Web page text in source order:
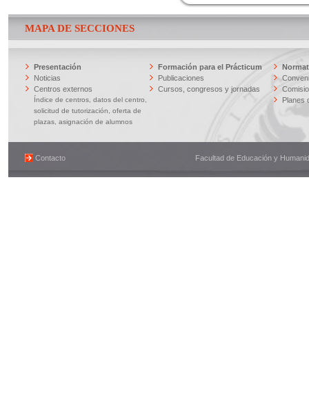
MAPA DE SECCIONES
Presentación
Noticias
Centros externos
Índice de centros, datos del centro,
solicitud de tutorización, oferta de
plazas, asignación de alumnos
Formación para el Prácticum
Publicaciones
Cursos, congresos y jornadas
Planes
Contacto Facultad de Educación y